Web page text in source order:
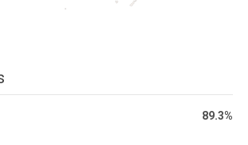
89.3%